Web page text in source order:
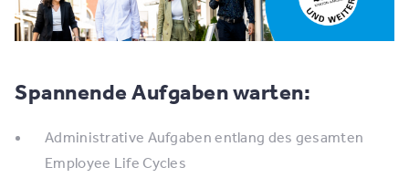
Spannende Aufgaben warten:
Administrative Aufgaben entlang des gesamten
Employee Life Cycles